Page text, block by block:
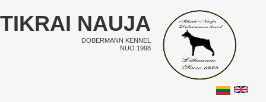
Pereiti į pagrindinį turinį
TIKRAI NAUJA
DOBERMANN KENNEL
NUO 1998